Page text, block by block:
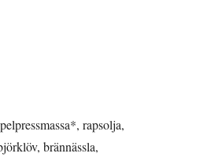
rapsolja,
brännässla,